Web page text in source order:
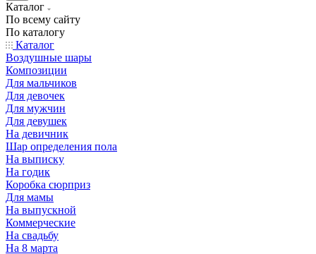
Каталог
По всему сайту
По каталогу
Каталог
Воздушные шары
Композиции
Для мальчиков
Для девочек
Для мужчин
Для девушек
На девичник
Шар определения пола
На выписку
На годик
Коробка сюрприз
Для мамы
На выпускной
Коммерческие
На свадьбу
На 8 марта